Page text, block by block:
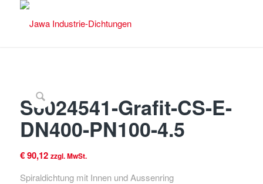
S6024541-Grafit-CS-E-
DN400-PN100-4.5
€90,12 zzgl. MwSt.
Spiraldichtung mit Innen und Aussenring